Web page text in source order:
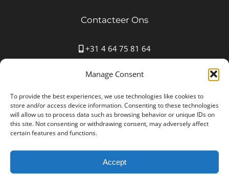
Manage Consent
To provide the best experiences, we use technologies like cookies to
store and/or access device information. Consenting to these technologies
will allow us to process data such as browsing behavior or unique IDs on
this site. Not consenting or withdrawing consent, may adversely affect
certain features and functions.
Accept
Contacteer Ons
+31 4 64 75 81 64
info@autostoffering-carla.nl
www.autostoffering-carla.nl
Autostoffering Carla © Copyright 2012 -